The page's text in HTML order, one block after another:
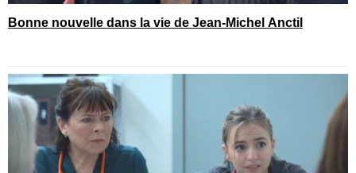
Bonne nouvelle dans la vie de Jean-Michel Anctil